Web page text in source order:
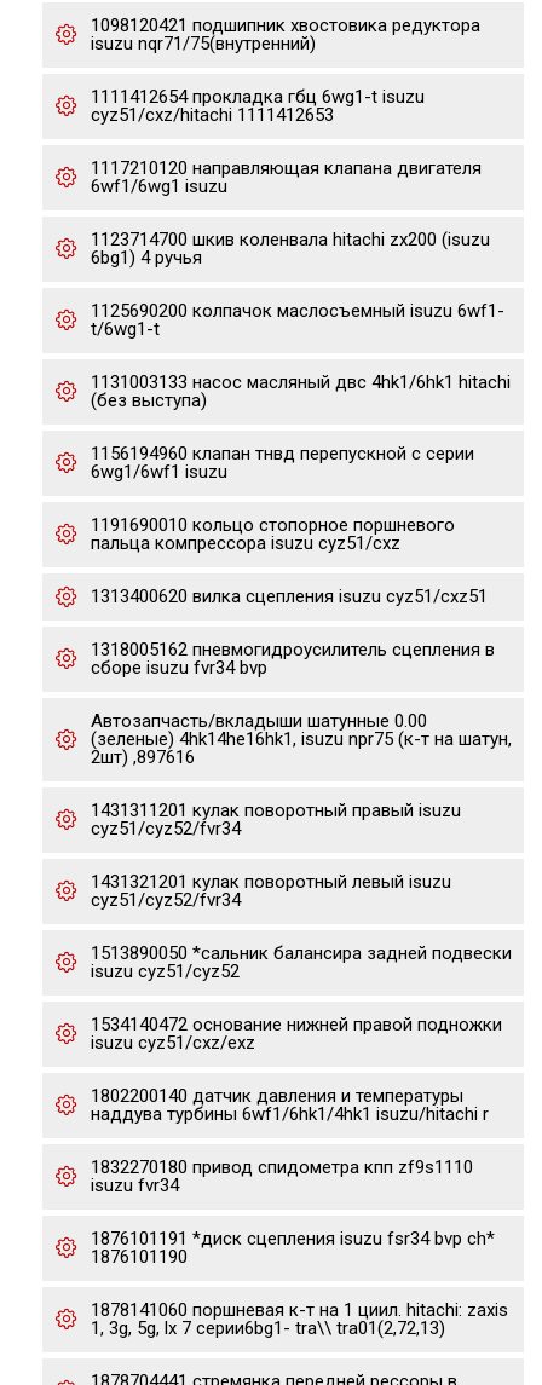
1098120421 подшипник хвостовика редуктора
isuzu nqr71/75(внутренний)
1111412654 прокладка гбц 6wg1-t isuzu
cyz51/cxz/hitachi 1111412653
1117210120 направляющая клапана двигателя
6wf1/6wg1 isuzu
1123714700 шкив коленвала hitachi zx200 (isuzu
6bg1) 4 ручья
1125690200 колпачок маслосъемный isuzu 6wf1-
t/6wg1-t
1131003133 насос масляный двс 4hk1/6hk1 hitachi
(без выступа)
1156194960 клапан тнвд перепускной с серии
6wg1/6wf1 isuzu
1191690010 кольцо стопорное поршневого
пальца компрессора isuzu cyz51/cxz
1313400620 вилка сцепления isuzu cyz51/cxz51
1318005162 пневмогидроусилитель сцепления в
сборе isuzu fvr34 bvp
Автозапчасть/вкладыши шатунные 0.00
(зеленые) 4hk14he16hk1, isuzu npr75 (к-т на шатун,
2шт) ,897616
1431311201 кулак поворотный правый isuzu
cyz51/cyz52/fvr34
1431321201 кулак поворотный левый isuzu
cyz51/cyz52/fvr34
1513890050 *сальник балансира задней подвески
isuzu cyz51/cyz52
1534140472 основание нижней правой подножки
isuzu cyz51/cxz/exz
1802200140 датчик давления и температуры
наддува турбины 6wf1/6hk1/4hk1 isuzu/hitachi r
1832270180 привод спидометра кпп zf9s1110
isuzu fvr34
1876101191 *диск сцепления isuzu fsr34 bvp ch*
1876101190
1878141060 поршневая к-т на 1 циил. hitachi: zaxis
1, 3g, 5g, lx 7 серии6bg1- tra\\ tra01(2,72,13)